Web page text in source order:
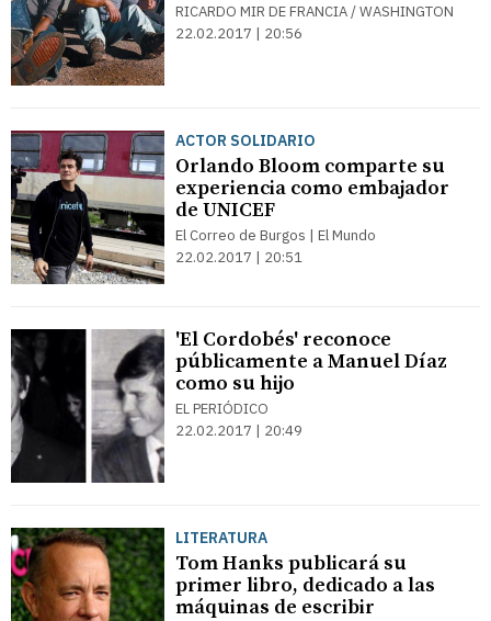
RICARDO MIR DE FRANCIA / WASHINGTON
22.02.2017 | 20:56
ACTOR SOLIDARIO
Orlando Bloom comparte su
experiencia como embajador
de UNICEF
El Correo de Burgos | El Mundo
22.02.2017 | 20:51
'El Cordobés' reconoce
públicamente a Manuel Díaz
como su hijo
EL PERIÓDICO
22.02.2017 | 20:49
LITERATURA
Tom Hanks publicará su
primer libro, dedicado a las
máquinas de escribir